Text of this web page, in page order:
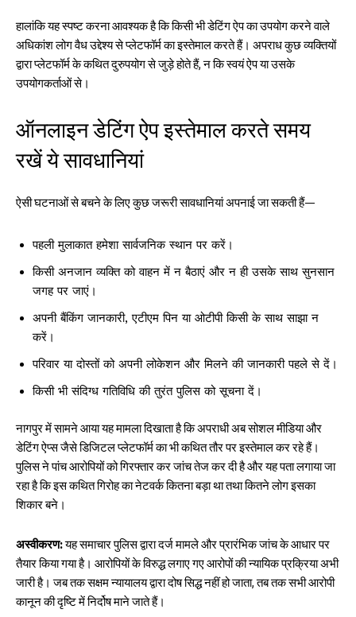
हालांकि यह स्पष्ट करना आवश्यक है कि किसी भी डेटिंग ऐप का उपयोग करने वाले
अधिकांश लोग वैध उद्देश्य से प्लेटफॉर्म का इस्तेमाल करते हैं। अपराध कुछ व्यक्तियों
द्वारा प्लेटफॉर्म के कथित दुरुपयोग से जुड़े होते हैं, न कि स्वयं ऐप या उसके
उपयोगकर्ताओं से।
ऑनलाइन डेटिंग ऐप इस्तेमाल करते समय
रखें ये सावधानियां
ऐसी घटनाओं से बचने के लिए कुछ जरूरी सावधानियां अपनाई जा सकती हैं—
पहली मुलाकात हमेशा सार्वजनिक स्थान पर करें।
किसी अनजान व्यक्ति को वाहन में न बैठाएं और न ही उसके साथ सुनसान
जगह पर जाएं।
अपनी बैंकिंग जानकारी, एटीएम पिन या ओटीपी किसी के साथ साझा न
करें।
परिवार या दोस्तों को अपनी लोकेशन और मिलने की जानकारी पहले से दें।
किसी भी संदिग्ध गतिविधि की तुरंत पुलिस को सूचना दें।
नागपुर में सामने आया यह मामला दिखाता है कि अपराधी अब सोशल मीडिया और
डेटिंग ऐप्स जैसे डिजिटल प्लेटफॉर्म का भी कथित तौर पर इस्तेमाल कर रहे हैं।
पुलिस ने पांच आरोपियों को गिरफ्तार कर जांच तेज कर दी है और यह पता लगाया जा
रहा है कि इस कथित गिरोह का नेटवर्क कितना बड़ा था तथा कितने लोग इसका
शिकार बने।
अस्वीकरण:यह समाचार पुलिस द्वारा दर्ज मामले और प्रारंभिक जांच के आधार पर
तैयार किया गया है। आरोपियों के विरुद्ध लगाए गए आरोपों की न्यायिक प्रक्रिया अभी
जारी है। जब तक सक्षम न्यायालय द्वारा दोष सिद्ध नहीं हो जाता, तब तक सभी आरोपी
कानून की दृष्टि में निर्दोष माने जाते हैं।